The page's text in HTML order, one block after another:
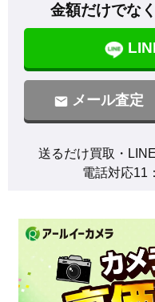
金額だけでな
メール査定
送るだけ買取・
電話対応11